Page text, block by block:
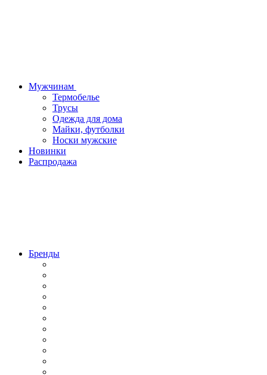
Мужчинам
Термобелье
Трусы
Одежда для дома
Майки, футболки
Носки мужские
Новинки
Распродажа
Бренды